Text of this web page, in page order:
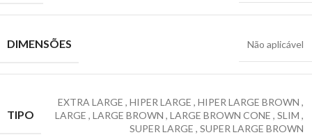
DIMENSÕES Não aplicável
TIPO
EXTRA LARGE , HIPER LARGE , HIPER LARGE BROWN ,
LARGE , LARGE BROWN , LARGE BROWN CONE , SLIM ,
SUPER LARGE , SUPER LARGE BROWN